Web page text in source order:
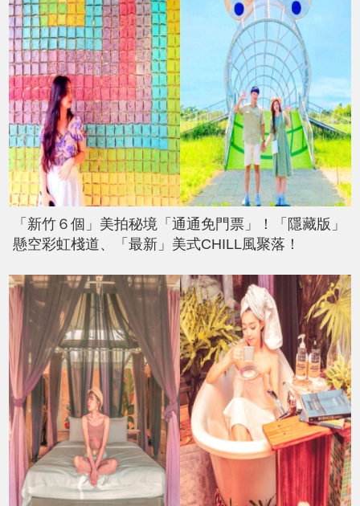
「新竹６個」美拍秘境「通通免門票」！「隱藏版」
懸空彩虹棧道、「最新」美式CHILL風聚落！